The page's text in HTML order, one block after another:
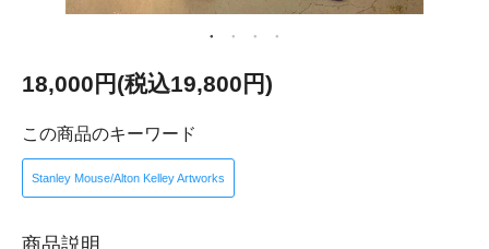
18,000円(税込19,800円)
この商品のキーワード
Stanley Mouse/Alton Kelley Artworks
商品説明